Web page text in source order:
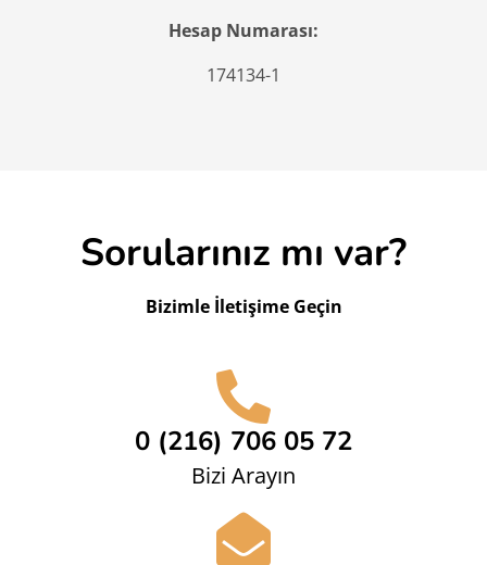
Hesap Numarası​:
174134-1​
Sorularınız mı var?
Bizimle İletişime Geçin
0 (216) 706 05 72
Bizi Arayın